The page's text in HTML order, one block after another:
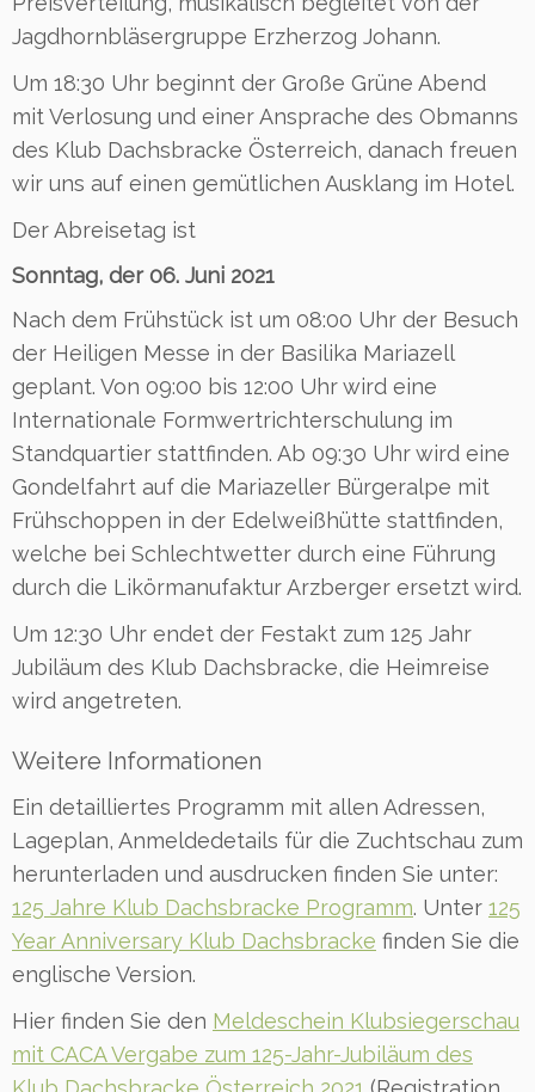
Jagdhornbläsergruppe Erzherzog Johann.
Um 18:30 Uhr beginnt der Große Grüne Abend
mit Verlosung und einer Ansprache des Obmanns
des Klub Dachsbracke Österreich, danach freuen
wir uns auf einen gemütlichen Ausklang im Hotel.
Der Abreisetag ist
Sonntag, der 06. Juni 2021
Nach dem Frühstück ist um 08:00 Uhr der Besuch
der Heiligen Messe in der Basilika Mariazell
geplant. Von 09:00 bis 12:00 Uhr wird eine
Internationale Formwertrichterschulung im
Standquartier stattfinden. Ab 09:30 Uhr wird eine
Gondelfahrt auf die Mariazeller Bürgeralpe mit
Frühschoppen in der Edelweißhütte stattfinden,
welche bei Schlechtwetter durch eine Führung
durch die Likörmanufaktur Arzberger ersetzt wird.
Um 12:30 Uhr endet der Festakt zum 125 Jahr
Jubiläum des Klub Dachsbracke, die Heimreise
wird angetreten.
Weitere Informationen
Ein detailliertes Programm mit allen Adressen,
Lageplan, Anmeldedetails für die Zuchtschau zum
herunterladen und ausdrucken finden Sie unter:
125 Jahre Klub Dachsbracke Programm. Unter 125
Year Anniversary Klub Dachsbracke finden Sie die
englische Version.
Hier finden Sie den Meldeschein Klubsiegerschau
mit CACA Vergabe zum 125-Jahr-Jubiläum des